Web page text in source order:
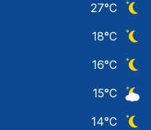
27°C
18°C
16°C
15°C
14°C